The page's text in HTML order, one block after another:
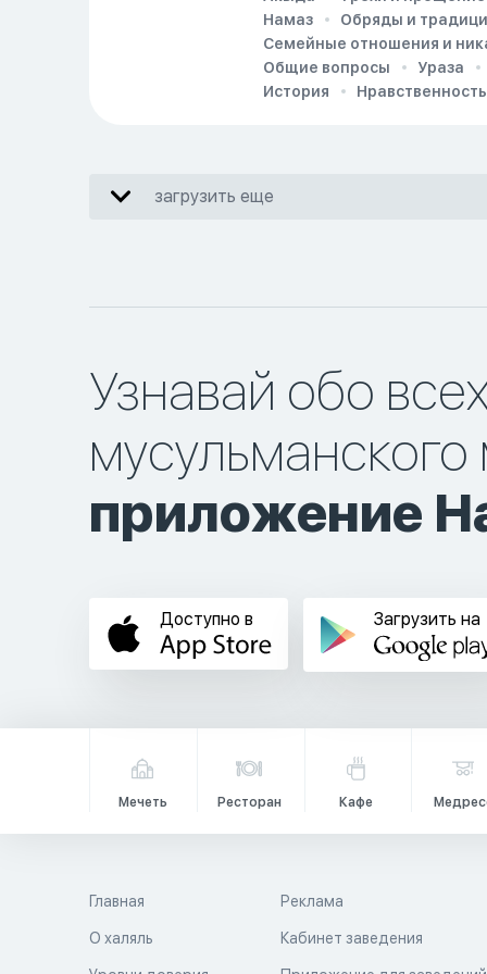
Намаз
Обряды и
Семейные отношения и
Общие вопросы
Ураза
История
Нравственность
загрузить еще
Узнавай обо
приложение
Доступно в Загрузить на
Мечеть Ресторан Кафе
Главная
О халяль
Реклама
Кабинет заведения